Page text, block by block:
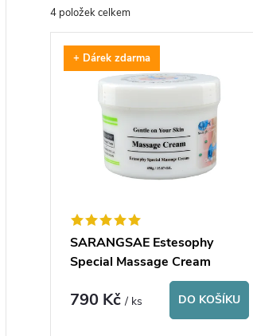
z
e
4 položek celkem
V+ Dárek zdarma
SARANGSAE Estesophy
Special Massage Cream
790 Kč/ ks DO KOŠÍKU